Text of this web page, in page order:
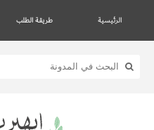
الرئيسية طريقة الطلب